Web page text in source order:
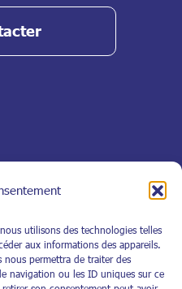
utilisons des technologies telles
aux informations des appareils.
nous permettra de traiter des
navigation ou les ID uniques sur ce